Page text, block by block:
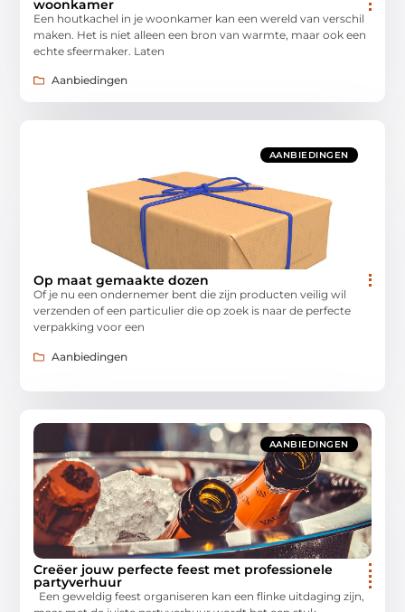
woonkamer
Een houtkachel in je woonkamer kan een wereld van verschil
maken. Het is niet alleen een bron van warmte, maar ook een
echte sfeermaker. Laten
Aanbiedingen
AANBIEDINGEN
Op maat gemaakte dozen
Of je nu een ondernemer bent die zijn producten veilig wil
verzenden of een particulier die op zoek is naar de perfecte
verpakking voor een
Aanbiedingen
AANBIEDINGEN
Creëer jouw perfecte feest met professionele
partyverhuur
Een geweldig feest organiseren kan een flinke uitdaging zijn,